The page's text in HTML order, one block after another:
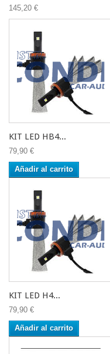
145,20 €
KIT LED HB4...
79,90 €
Añadir al carrito
KIT LED H4...
79,90 €
Añadir al carrito